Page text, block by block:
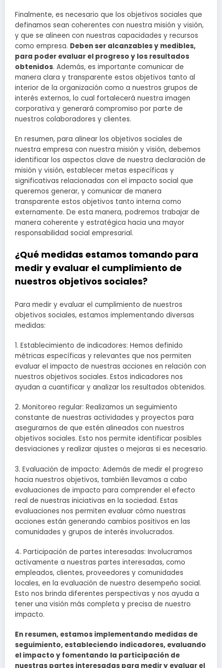
Finalmente, es necesario que los objetivos sociales que
definamos sean coherentes con nuestra misión y visión,
y que se alineen con nuestras capacidades y recursos
como empresa. Deben ser alcanzables y medibles,
para poder evaluar el progreso y los resultados
obtenidos. Además, es importante comunicar de
manera clara y transparente estos objetivos tanto al
interior de la organización como a nuestros grupos de
interés externos, lo cual fortalecerá nuestra imagen
corporativa y generará compromiso por parte de
nuestros colaboradores y clientes.
En resumen, para alinear los objetivos sociales de
nuestra empresa con nuestra misión y visión, debemos
identificar los aspectos clave de nuestra declaración de
misión y visión, establecer metas específicas y
significativas relacionadas con el impacto social que
queremos generar, y comunicar de manera
transparente estos objetivos tanto interna como
externamente. De esta manera, podremos trabajar de
manera coherente y estratégica hacia una mayor
responsabilidad social empresarial.
¿Qué medidas estamos tomando para
medir y evaluar el cumplimiento de
nuestros objetivos sociales?
Para medir y evaluar el cumplimiento de nuestros
objetivos sociales, estamos implementando diversas
medidas:
1. Establecimiento de indicadores: Hemos definido
métricas específicas y relevantes que nos permiten
evaluar el impacto de nuestras acciones en relación con
nuestros objetivos sociales. Estos indicadores nos
ayudan a cuantificar y analizar los resultados obtenidos.
2. Monitoreo regular: Realizamos un seguimiento
constante de nuestras actividades y proyectos para
asegurarnos de que estén alineados con nuestros
objetivos sociales. Esto nos permite identificar posibles
desviaciones y realizar ajustes o mejoras si es necesario.
3. Evaluación de impacto: Además de medir el progreso
hacia nuestros objetivos, también llevamos a cabo
evaluaciones de impacto para comprender el efecto
real de nuestras iniciativas en la sociedad. Estas
evaluaciones nos permiten evaluar cómo nuestras
acciones están generando cambios positivos en las
comunidades y grupos de interés involucrados.
4. Participación de partes interesadas: Involucramos
activamente a nuestras partes interesadas, como
empleados, clientes, proveedores y comunidades
locales, en la evaluación de nuestro desempeño social.
Esto nos brinda diferentes perspectivas y nos ayuda a
tener una visión más completa y precisa de nuestro
impacto.
En resumen, estamos implementando medidas de
seguimiento, estableciendo indicadores, evaluando
el impacto y fomentando la participación de
nuestras partes interesadas para medir y evaluar el